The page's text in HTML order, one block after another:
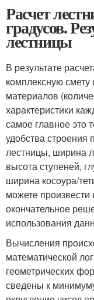
Расчет
градусов.
лестницы
В результате
комплексную
материалов
характеристики
самое главное это
удобства строения
лестницы, ширина
высота ступеней,
ширина косоура/
можете произвести
окончательное
использования
Вычисления
математической
геометрических
сведены к